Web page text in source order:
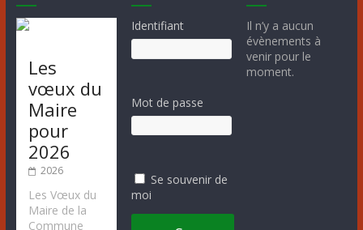
Les
vœux du
Maire
pour
2026
2026
Les Vœux du
Maire de la
Commune
Identifiant
Mot de passe
Se souvenir de
moi
Il n’y a aucun
évènements à
venir pour le
moment.